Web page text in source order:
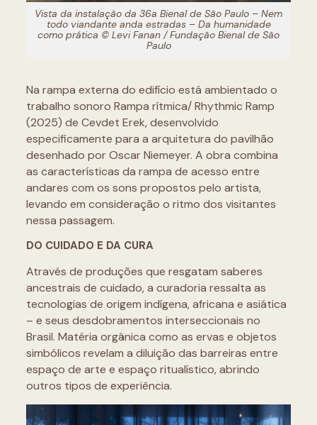
Vista da instalação da 36a Bienal de São Paulo – Nem
todo viandante anda estradas – Da humanidade
como prática © Levi Fanan / Fundação Bienal de São
Paulo
Na rampa externa do edifício está ambientado o
trabalho sonoro Rampa rítmica/ Rhythmic Ramp
(2025) de Cevdet Erek, desenvolvido
especificamente para a arquitetura do pavilhão
desenhado por Oscar Niemeyer. A obra combina
as características da rampa de acesso entre
andares com os sons propostos pelo artista,
levando em consideração o ritmo dos visitantes
nessa passagem.
DO CUIDADO E DA CURA
Através de produções que resgatam saberes
ancestrais de cuidado, a curadoria ressalta as
tecnologias de origem indígena, africana e asiática
– e seus desdobramentos interseccionais no
Brasil. Matéria orgânica como as ervas e objetos
simbólicos revelam a diluição das barreiras entre
espaço de arte e espaço ritualístico, abrindo
outros tipos de experiência.